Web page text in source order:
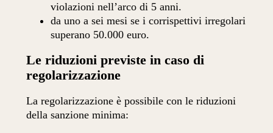
violazioni nell’arco di 5 anni.
da uno a sei mesi se i corrispettivi irregolari
superano 50.000 euro.
Le riduzioni previste in caso di
regolarizzazione
La regolarizzazione è possibile con le riduzioni
della sanzione minima: